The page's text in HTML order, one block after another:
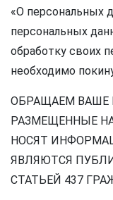
«О персональных
персональных
обработку своих
необходимо
ОБРАЩАЕМ ВАШЕ
РАЗМЕЩЕННЫЕ
НОСЯТ
ЯВЛЯЮТСЯ
СТАТЬЕЙ 437